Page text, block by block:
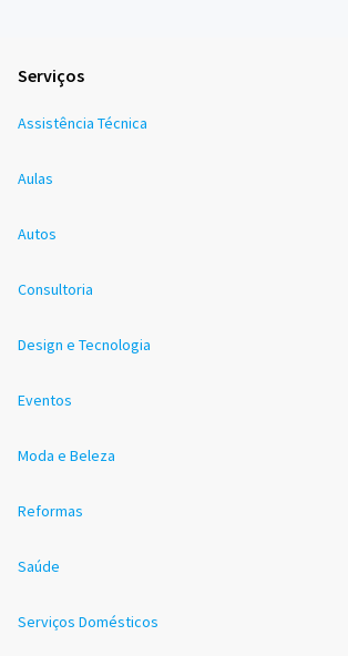
Serviços
Assistência Técnica
Aulas
Autos
Consultoria
Design e Tecnologia
Eventos
Moda e Beleza
Reformas
Saúde
Serviços Domésticos